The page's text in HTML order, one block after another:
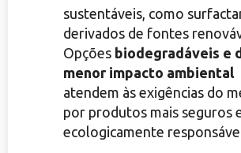
sustentáveis, como
derivados de fontes
Opções biodegradáveis e
menor impacto ambiental
atendem às exigências do
por produtos mais seguros
ecologicamente